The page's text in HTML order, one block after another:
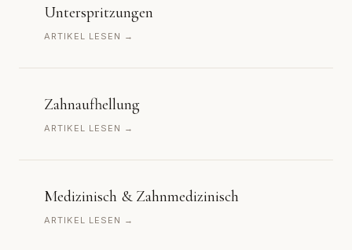
Unterspritzungen
ARTIKEL LESEN →
Zahnaufhellung
ARTIKEL LESEN →
Medizinisch & Zahnmedizinisch
ARTIKEL LESEN →